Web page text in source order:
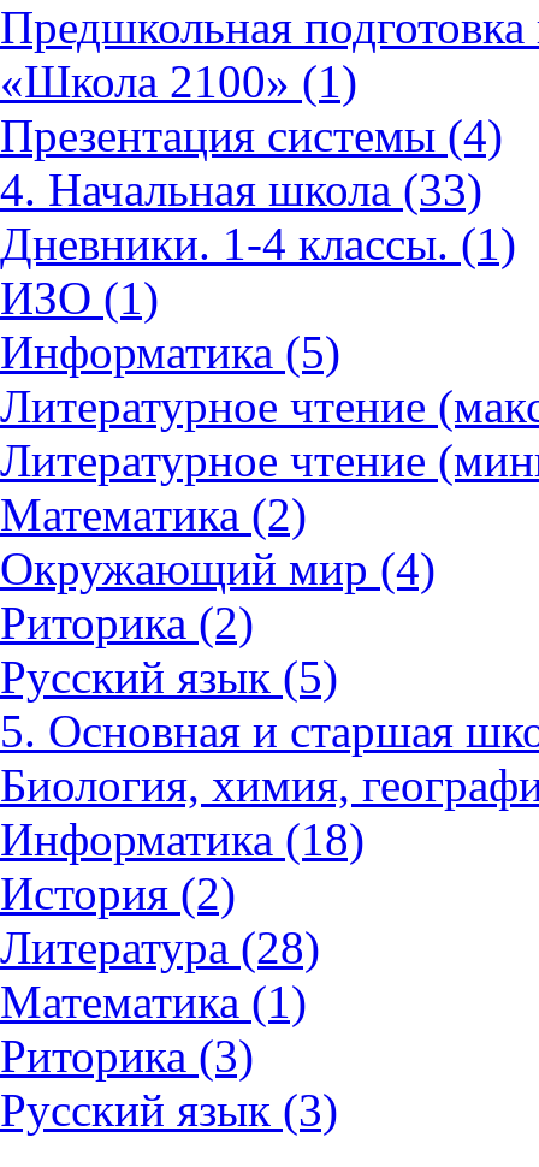
Предшкольная
«Школа 2100» (1)
Презентация системы (4)
4. Начальная школа (33)
Дневники. 1-4 классы. (1)
ИЗО (1)
Информатика (5)
Литературное чтение
Литературное чтение
Математика (2)
Окружающий мир (4)
Риторика (2)
Русский язык (5)
5. Основная и старшая
Биология, химия,
Информатика (18)
История (2)
Литература (28)
Математика (1)
Риторика (3)
Русский язык (3)